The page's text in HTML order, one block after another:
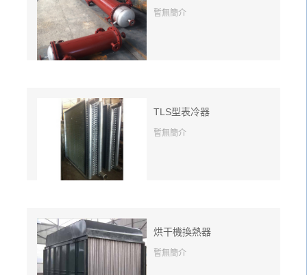
暫無簡介
TLS型表冷器
暫無簡介
烘干機換熱器
暫無簡介